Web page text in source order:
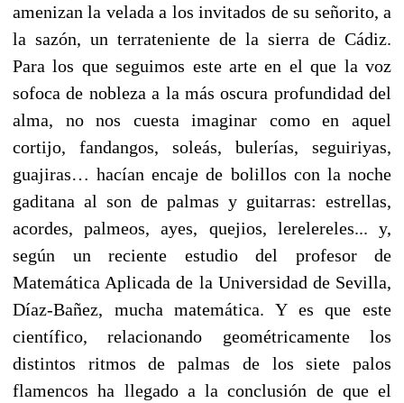
amenizan la velada a los invitados de su señorito, a
la sazón, un terrateniente de la sierra de Cádiz.
Para los que seguimos este arte en el que la voz
sofoca de nobleza a la más oscura profundidad del
alma, no nos cuesta imaginar como en aquel
cortijo, fandangos, soleás, bulerías, seguiriyas,
guajiras… hacían encaje de bolillos con la noche
gaditana al son de palmas y guitarras: estrellas,
acordes, palmeos, ayes, quejios, lerelereles... y,
según un reciente estudio del profesor de
Matemática Aplicada de la Universidad de Sevilla,
Díaz-Bañez, mucha matemática. Y es que este
científico, relacionando geométricamente los
distintos ritmos de palmas de los siete palos
flamencos ha llegado a la conclusión de que el